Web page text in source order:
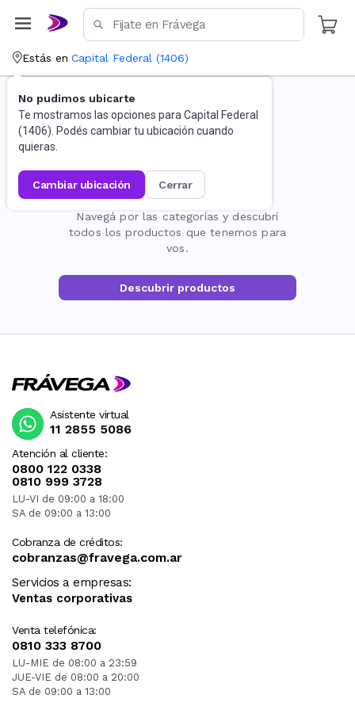
Estás en Capital Federal (1406)
No pudimos ubicarte
Te mostramos las opciones para Capital Federal
(1406). Podés cambiar tu ubicación cuando
quieras.
cambiar ubicación cerrar
La página no existe
Navegá por las categorías y descubrí
todos los productos que tenemos para
vos.
Descubrir productos
Atención al cliente:
0800 122 0338
0810 999 3728
LU-VI de 09:00 a 18:00
SA de 09:00 a 13:00
Cobranza de créditos:
cobranzas@fravega.com.ar
Servicios a empresas:
Ventas corporativas
Venta telefónica:
0810 333 8700
LU-MIE de 08:00 a 23:59
JUE-VIE de 08:00 a 20:00
SA de 09:00 a 13:00
Asistente virtual
11 2855 5086